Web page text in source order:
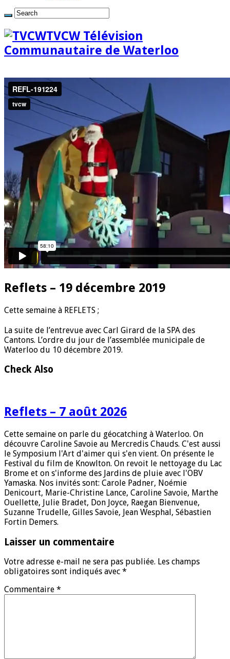
TVCW Télévision
Communautaire de Waterloo
Reflets – 19 décembre 2019
Cette semaine à REFLETS ;
La suite de l’entrevue avec Carl Girard de la SPA des
Cantons. L’ordre du jour de l’assemblée municipale de
Waterloo du 10 décembre 2019.
Check Also
Reflets – 7 août 2026
Cette semaine on parle du géocatching à Waterloo. On
découvre Caroline Savoie au Mercredis Chauds. C'est aussi
le Symposium l'Art d'aimer qui s'en vient. On présente le
Festival du film de Knowlton. On revoit le nettoyage du Lac
Brome et on s'informe des Jardins de pluie avec l'OBV
Yamaska. Nos invités sont: Carole Padner, Noémie
Denicourt, Marie-Christine Lance, Caroline Savoie, Marthe
Ouellette, Julie Bradet, Don Joyce, Raegan Bienvenue,
Suzanne Trudelle, Gilles Savoie, Jean Wesphal, Sébastien
Fortin Demers.
Laisser un commentaire
Votre adresse e-mail ne sera pas publiée. Les champs
obligatoires sont indiqués avec *
Commentaire *